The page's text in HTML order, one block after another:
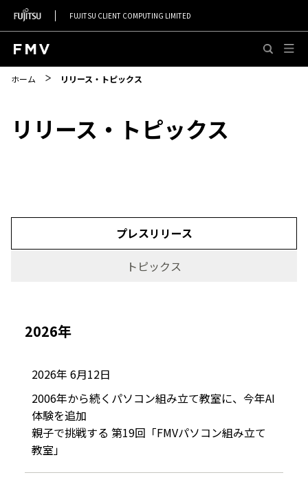
FUJITSU CLIENT COMPUTING LIMITED
ホーム リリース・トピックス
リリース・トピックス
プレスリリース
トピックス
2026年
2026年 6月12日
2006年から続くパソコン組み立て教室に、今年AI
体験を追加
親子で挑戦する 第19回「FMVパソコン組み立て
教室」